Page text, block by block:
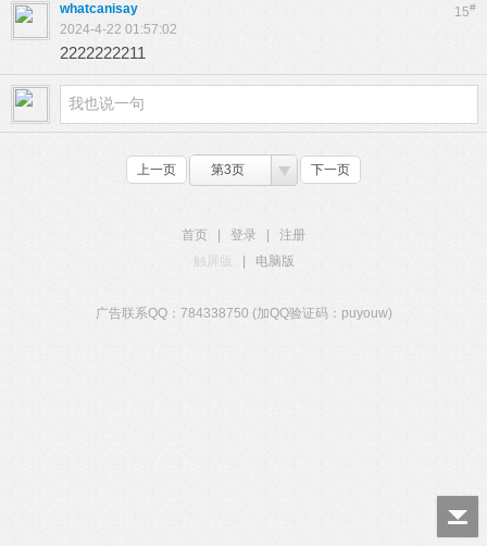
15#
whatcanisay
2024-4-22 01:57:02
2222222211
上一页 第3页 下一页
首页 登录
注册
触屏版
电脑版
广告联系QQ：784338750 (加QQ验证码：puyouw)